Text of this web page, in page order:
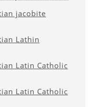
jacobite
Lathin
Latin Catholic
Latin Catholic